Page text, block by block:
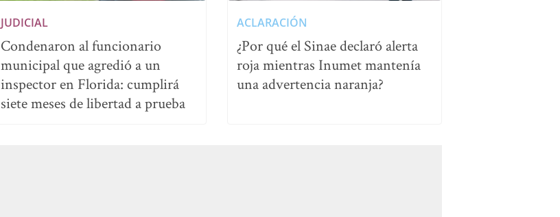
JUDICIAL
Condenaron al funcionario
municipal que agredió a un
inspector en Florida: cumplirá
siete meses de libertad a prueba
ACLARACIÓN
¿Por qué el Sinae declaró alerta
roja mientras Inumet mantenía
una advertencia naranja?